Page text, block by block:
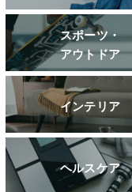
スポーツ・
アウトドア
インテリア
ヘルスケア